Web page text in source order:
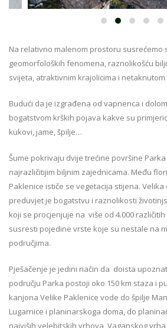
Na relativno malenom prostoru susrećemo
geomorfoloških fenomena, raznolikošću
svijeta, atraktivnim krajolicima i
Budući da je izgrađena od vapnenca i
bogatstvom krških pojava kakve su
kukovi, jame, špilje…
Šume pokrivaju dvije trećine površine
najrazličitijim biljnim zajednicama. Među
Paklenice ističe se vegetacija stijena.
preduvjet je bogatstvu i raznolikosti
koji se procjenjuje na više od 4.000
susresti pojedine vrste koje su nestale na
područjima.
Pješačenje je jedini način da doista
području Parka postoji oko 150 km staza i
kanjona Velike Paklenice vode do špilje
Lugarnice i planinarskoga doma, do
najviših velebitskih vrhova, Vaganskog vrha